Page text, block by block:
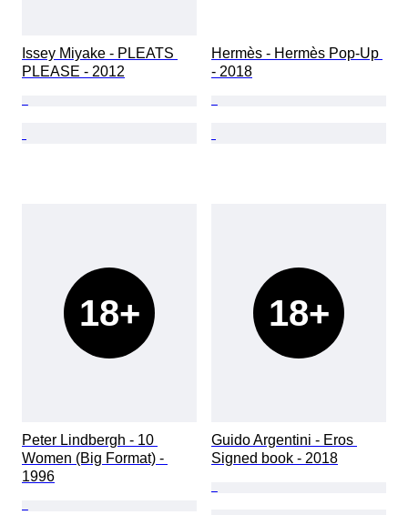
Issey Miyake - PLEATS
PLEASE - 2012
Hermès - Hermès Pop-Up
- 2018
18+
Peter Lindbergh - 10
Women (Big Format) -
1996
18+
Guido Argentini - Eros
Signed book - 2018